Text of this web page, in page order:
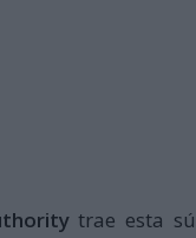
trae esta